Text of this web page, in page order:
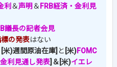
利 ＆声明 ＆ FRB経済・金利見
議長の記者会見
の発表はない
[米)週間原油在庫] と [米)FOMC
利見通し発表]＆[米)イエレ